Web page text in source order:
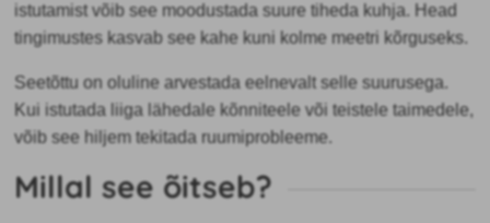
istutamist võib see moodustada suure tiheda kuhja. Head
tingimustes kasvab see kahe kuni kolme meetri kõrguseks.
Seetõttu on oluline arvestada eelnevalt selle suurusega.
Kui istutada liiga lähedale kõnniteele või teistele taimedele,
võib see hiljem tekitada ruumiprobleeme.
Millal see õitseb?